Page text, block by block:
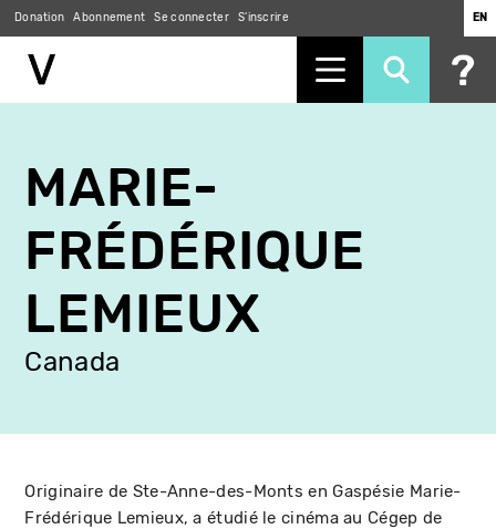
contenu
principal
Donation Abonnement Se connecter S'inscrire EN
MARIE-
FRÉDÉRIQUE
LEMIEUX
Canada
Originaire de Ste-Anne-des-Monts en Gaspésie Marie-
Frédérique Lemieux, a étudié le cinéma au Cégep de